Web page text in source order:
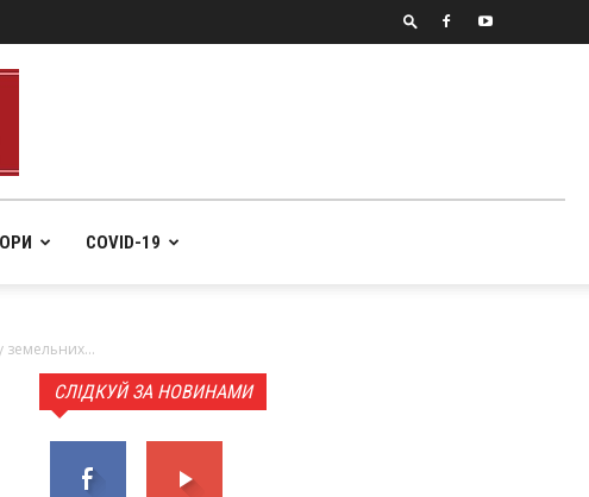
COVID-19
земельних...
СЛІДКУЙ ЗА НОВИНАМИ